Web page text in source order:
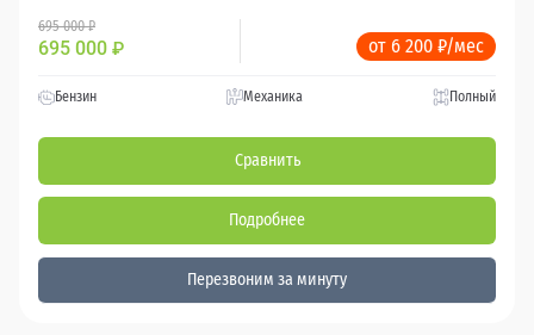
695 000 ₽
695 000 ₽ от 6 200 ₽/мес
Бензин Механика Полный
Сравнить
Подробнее
Перезвоним за минуту